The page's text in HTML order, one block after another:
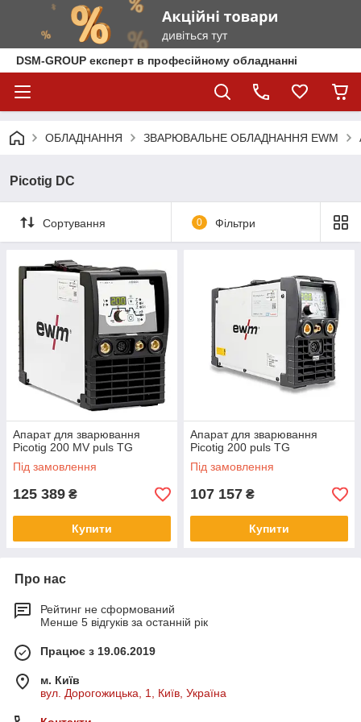
DSM-GROUP експерт в професійному обладнанні
ОБЛАДНАННЯ ЗВАРЮВАЛЬНЕ ОБЛАДНАННЯ EWM
Picotig DC
Сортування 0 Фільтри
Апарат для зварювання
Picotig 200 MV puls TG
Під замовлення
125 389 ₴
Купити
Апарат для зварювання
Picotig 200 puls TG
Під замовлення
107 157 ₴
Купити
Про нас
Рейтинг не сформований
Менше 5 відгуків за останній рік
Працює з 19.06.2019
м. Київ
вул. Дорогожицька, 1, Київ, Україна